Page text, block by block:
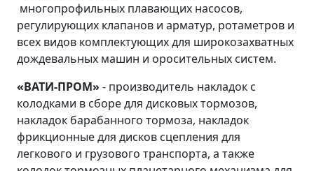
многопрофильных плавающих насосов,
регулирующих клапанов и арматур, ротаметров и
всех видов комплектующих для широкозахватных
дождевальных машин и оросительных систем.
«ВАТИ-ПРОМ» - производитель накладок с
колодками в сборе для дисковых тормозов,
накладок барабанного тормоза, накладок
фрикционные для дисков сцепления для
легкового и грузового транспорта, а также